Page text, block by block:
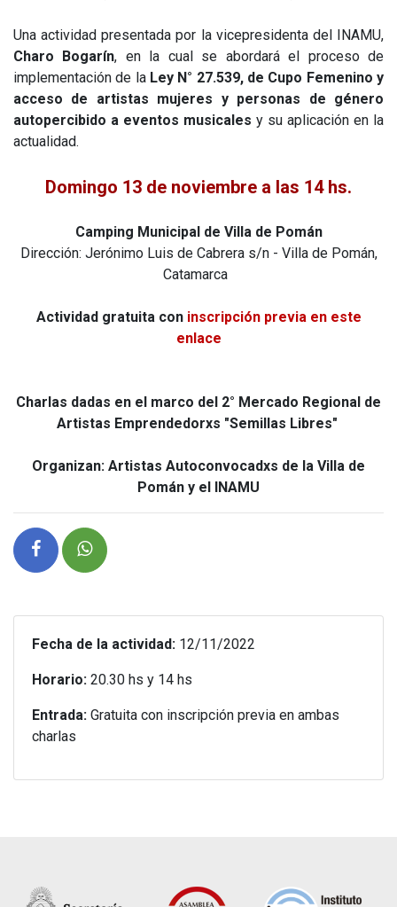
Una actividad presentada por la vicepresidenta del INAMU,
Charo Bogarín, en la cual se abordará el proceso de
implementación de la Ley N° 27.539, de Cupo Femenino y
acceso de artistas mujeres y personas de género
autopercibido a eventos musicales y su aplicación en la
actualidad.
Domingo 13 de noviembre a las 14 hs.
Camping Municipal de Villa de Pomán
Dirección: Jerónimo Luis de Cabrera s/n - Villa de Pomán,
Catamarca
Actividad gratuita con inscripción previa en este
enlace
Charlas dadas en el marco del 2° Mercado Regional de
Artistas Emprendedorxs "Semillas Libres"
Organizan: Artistas Autoconvocadxs de la Villa de
Pomán y el INAMU
Fecha de la actividad: 12/11/2022
Horario: 20.30 hs y 14 hs
Entrada: Gratuita con inscripción previa en ambas
charlas